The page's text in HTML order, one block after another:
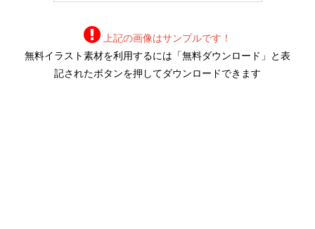
上記の画像はサンプルです！
無料イラスト素材を利用するには「無料ダウンロード」と表
記されたボタンを押してダウンロードできます